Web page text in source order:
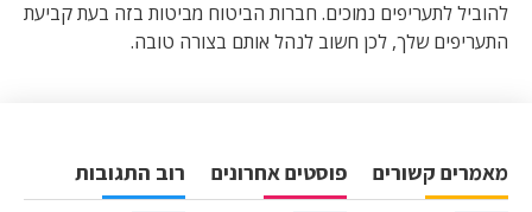
להוביל לתעריפים נמוכים. חברות הביטוח מביטות בזה בעת קביעת
התעריפים שלך, לכן חשוב לנהל אותם בצורה טובה.
מאמרים קשורים פוסטים אחרונים רוב התגובות